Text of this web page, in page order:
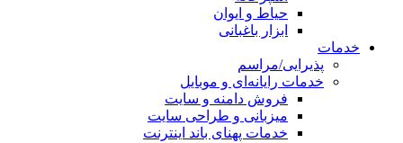
حیاط و ایوان
ابزار باغبانی
خدمات
پذیرایی/مراسم
خدمات رایانه‌ای و موبایل
فروش دامنه و سایت
میزبانی و طراحی سایت
خدمات پهنای باند اینترنت